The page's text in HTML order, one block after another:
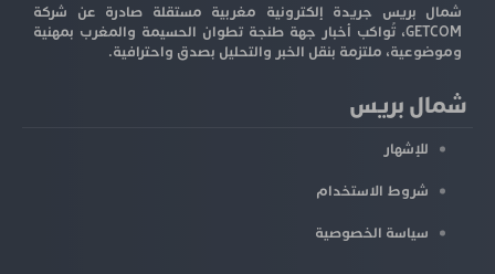
شمال بريس جريدة إلكترونية مغربية مستقلة صادرة عن شركة
GETCOM، تُواكب أخبار جهة طنجة تطوان الحسيمة والمغرب بمهنية
وموضوعية، ملتزمة بنقل الخبر والتحليل بصدق واحترافية.
شمال بريس
للإشهار
شروط الاستخدام
سياسة الخصوصية